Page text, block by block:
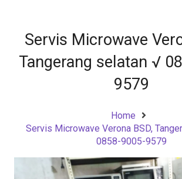
Servis Microwave
Tangerang selatan √
9579
Home
Servis Microwave Verona BSD,
0858-9005-9579